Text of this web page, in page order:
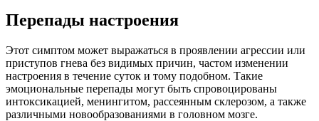
Перепады настроения
Этот симптом может выражаться в проявлении агрессии или
приступов гнева без видимых причин, частом изменении
настроения в течение суток и тому подобном. Такие
эмоциональные перепады могут быть спровоцированы
интоксикацией, менингитом, рассеянным склерозом, а также
различными новообразованиями в головном мозге.